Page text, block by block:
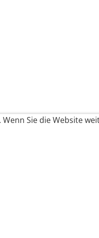
Sie die Website